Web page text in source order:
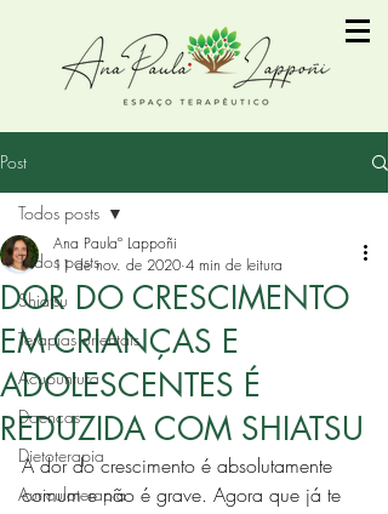
Post
Todos posts
Shiatsu
Terapias orientais
Acupuntura
Doenças
Dietoterapia
Auriculoterapia
Todos posts
DOR DO CRESCIMENTO
EM CRIANÇAS E
ADOLESCENTES É
REDUZIDA COM SHIATSU
Ana Paulaº Lappoñi
11 de nov. de 2020 4 min de leitura
A dor do crescimento é absolutamente
comum e não é grave. Agora que já te